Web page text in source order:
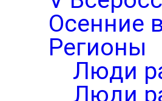
Осенние
Регионы
Люди
Люди